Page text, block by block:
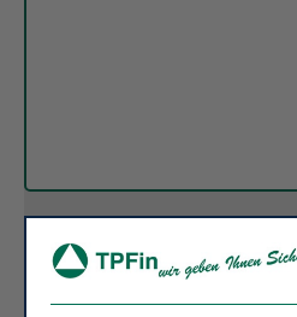
Ich stimme zu, dass meine
Kontaktformular zur